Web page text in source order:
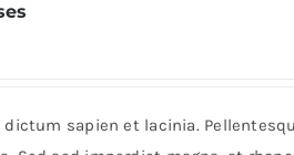
sapien et lacinia.